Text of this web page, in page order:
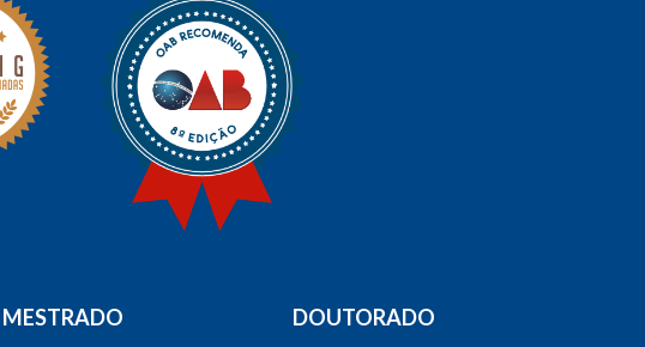
MESTRADO DOUTORADO